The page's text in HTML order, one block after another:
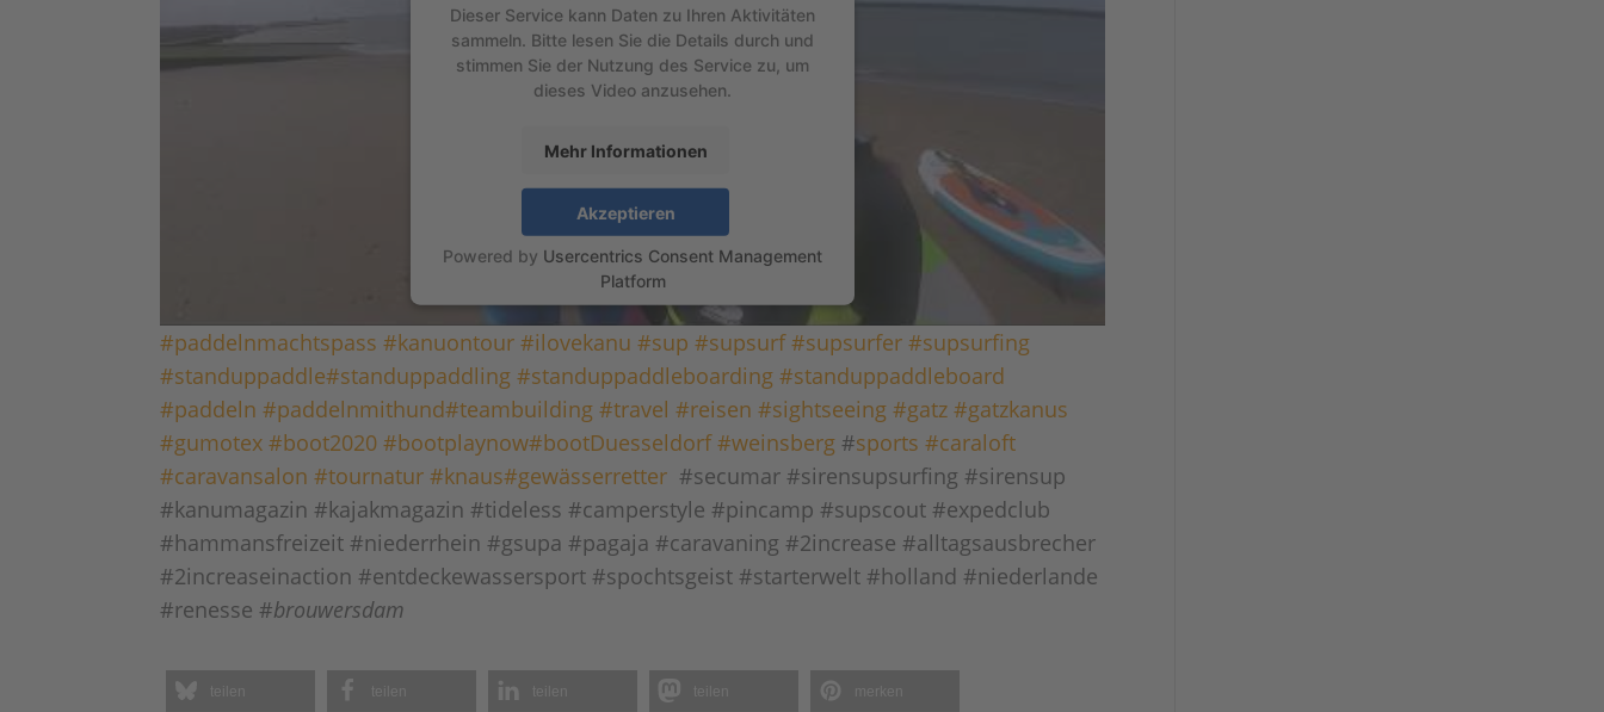
Dieser Service kann Daten zu Ihren Aktivitäten
sammeln. Bitte lesen Sie die Details durch und
stimmen Sie der Nutzung des Service zu, um
dieses Video anzusehen.
Mehr Informationen
Akzeptieren
Powered by Usercentrics Consent Management
Platform
#paddelnmachtspass #kanuontour #ilovekanu #sup #supsurf #supsurfer #supsurfing
#standuppaddle#standuppaddling #standuppaddleboarding #standuppaddleboard
#paddeln #paddelnmithund#teambuilding #travel #reisen #sightseeing #gatz #gatzkanus
#gumotex #boot2020 #bootplaynow#bootDuesseldorf #weinsberg #sports #caraloft
#caravansalon #tournatur #knaus#gewässerretter #secumar #sirensupsurfing #sirensup
#kanumagazin #kajakmagazin #tideless #camperstyle #pincamp #supscout #expedclub
#hammansfreizeit #niederrhein #gsupa #pagaja #caravaning #2increase #alltagsausbrecher
#2increaseinaction #entdeckewassersport #spochtsgeist #starterwelt #holland #niederlande
#renesse #brouwersdam